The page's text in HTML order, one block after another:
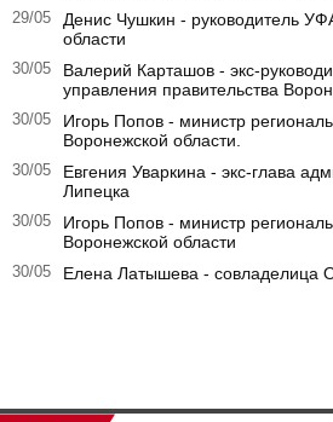
29/05
Денис Чушкин - руководитель
области
30/05
Валерий Карташов - экс-
управления правительства
30/05
Игорь Попов - министр
Воронежской области.
30/05
Евгения Уваркина - экс-глава
Липецка
30/05
Игорь Попов - министр
Воронежской области
30/05 Елена Латышева - совладелица